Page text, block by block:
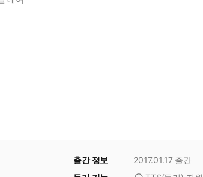
출간 정보 2017.01.17 출간